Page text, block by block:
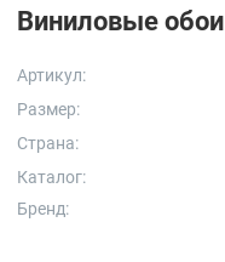
Виниловые обои
Артикул:
Размер:
Страна:
Каталог:
Бренд: